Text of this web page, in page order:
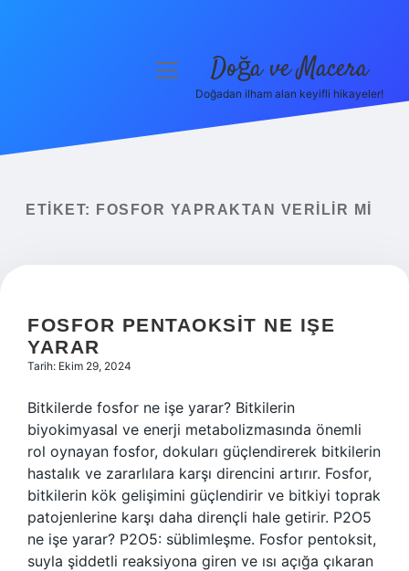
Yasal Uyarı
menüyü Doğa ve Macera
Doğadan ilham alan keyifli hikayeler!
ETIKET: FOSFOR YAPRAKTAN VERILIR MI
FOSFOR PENTAOKSIT NE IŞE
YARAR
Tarih: Ekim 29, 2024
Bitkilerde fosfor ne işe yarar? Bitkilerin
biyokimyasal ve enerji metabolizmasında önemli
rol oynayan fosfor, dokuları güçlendirerek bitkilerin
hastalık ve zararlılara karşı direncini artırır. Fosfor,
bitkilerin kök gelişimini güçlendirir ve bitkiyi toprak
patojenlerine karşı daha dirençli hale getirir. P2O5
ne işe yarar? P2O5: süblimleşme. Fosfor pentoksit,
suyla şiddetli reaksiyona giren ve ısı açığa çıkaran